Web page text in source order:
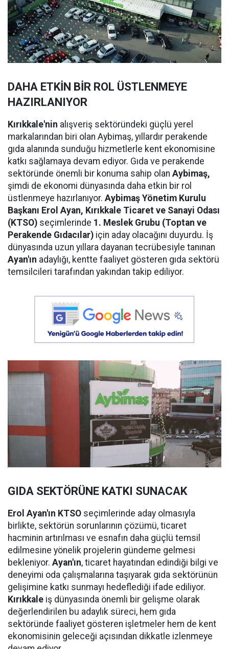
DAHA ETKİN BİR ROL ÜSTLENMEYE
HAZIRLANIYOR
Kırıkkale'nin alışveriş sektöründeki güçlü yerel
markalarından biri olan Aybimaş, yıllardır perakende
gıda alanında sunduğu hizmetlerle kent ekonomisine
katkı sağlamaya devam ediyor. Gıda ve perakende
sektöründe önemli bir konuma sahip olan Aybimaş,
şimdi de ekonomi dünyasında daha etkin bir rol
üstlenmeye hazırlanıyor. Aybimaş Yönetim Kurulu
Başkanı Erol Ayan, Kırıkkale Ticaret ve Sanayi Odası
(KTSO) seçimlerinde 1. Meslek Grubu (Toptan ve
Perakende Gıdacılar) için aday olacağını duyurdu. İş
dünyasında uzun yıllara dayanan tecrübesiyle tanınan
Ayan'ın adaylığı, kentte faaliyet gösteren gıda sektörü
temsilcileri tarafından yakından takip ediliyor.
GIDA SEKTÖRÜNE KATKI SUNACAK
Erol Ayan'ın KTSO seçimlerinde aday olmasıyla
birlikte, sektörün sorunlarının çözümü, ticaret
hacminin artırılması ve esnafın daha güçlü temsil
edilmesine yönelik projelerin gündeme gelmesi
bekleniyor. Ayan'ın, ticaret hayatından edindiği bilgi ve
deneyimi oda çalışmalarına taşıyarak gıda sektörünün
gelişimine katkı sunmayı hedeflediği ifade ediliyor.
Kırıkkale iş dünyasında önemli bir gelişme olarak
değerlendirilen bu adaylık süreci, hem gıda
sektöründe faaliyet gösteren işletmeler hem de kent
ekonomisinin geleceği açısından dikkatle izlenmeye